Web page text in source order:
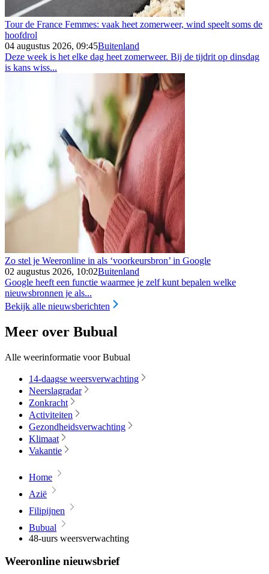
Tour de France Femmes: vaak heet zomerweer, wind speelt soms de
hoofdrol
04 augustus 2026, 09:45Buitenland
Deze week is het elke dag heet zomerweer. Bij de tijdrit op dinsdag
is kans wiss...
Zo stel je Weeronline in als ‘voorkeursbron’ in Google
02 augustus 2026, 10:02Buitenland
Google heeft een functie waarmee je zelf kunt bepalen welke
nieuwsbronnen je als...
Bekijk alle nieuwsberichten
Meer over Bubual
Alle weerinformatie voor Bubual
14-daagse weersverwachting
Neerslagradar
Zonkracht
Activiteiten
Gezondheidsverwachting
Klimaat
Vakantie
Home
Azië
Filipijnen
Bubual
48-uurs weersverwachting
Weeronline nieuwsbrief